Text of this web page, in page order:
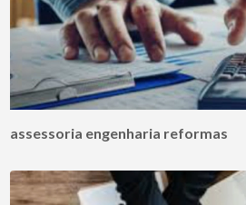
assessoria engenharia reformas